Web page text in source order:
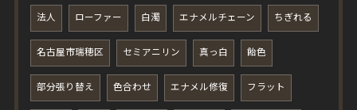
法人 ローファー 白濁 エナメルチェーン ちぎれる
名古屋市瑞穂区 セミアニリン 真っ白 飴色
部分張り替え 色合わせ エナメル修復 フラット